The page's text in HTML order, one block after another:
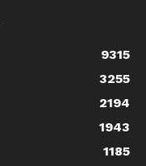
9315
3255
2194
1943
1185